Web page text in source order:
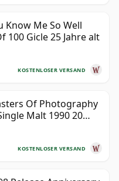
Know Me So Well
100 Gicle 25 Jahre alt
KOSTENLOSER VERSAND
Of Photography
Malt 1990 20
KOSTENLOSER VERSAND